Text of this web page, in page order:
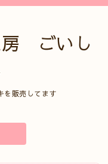
房 ごいし
を販売してます